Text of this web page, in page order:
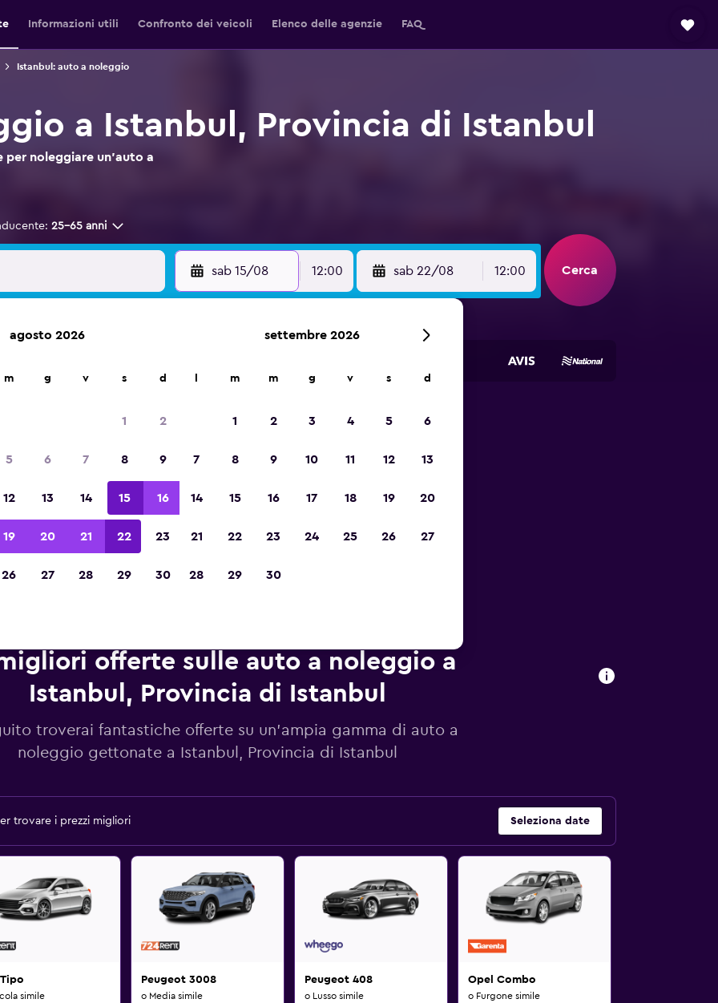
Informazioni utili Confronto dei veicoli Elenco delle agenzie FAQ
Istanbul: auto a noleggio
a Istanbul, Provincia di Istanbul
per noleggiare un'auto a
25-65 anni
sab 15/08 12:00 sab 22/08 12:00 Cerca
d'Europa 2023
offerte sulle auto a noleggio a
Istanbul, Provincia di Istanbul
troverai fantastiche offerte su un'ampia gamma di auto a
noleggio gettonate a Istanbul, Provincia di Istanbul
trovare i prezzi migliori Seleziona date
simile
Peugeot 3008
o Media simile
Peugeot 408
o Lusso simile
Opel Combo
o Furgone simile
agosto 2026
m g v s d
1 2
5 6 7 8 9
12 13 14 15 16
19 20 21 22 23
26 27 28 29 30
settembre 2026
m m g v s d
1 2 3 4 5 6
7 8 9 10 11 12 13
14 15 16 17 18 19 20
21 22 23 24 25 26 27
28 29 30